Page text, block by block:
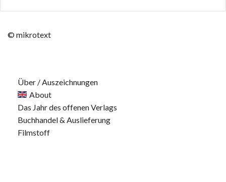
© mikrotext
Über / Auszeichnungen
About
Das Jahr des offenen Verlags
Buchhandel & Auslieferung
Filmstoff